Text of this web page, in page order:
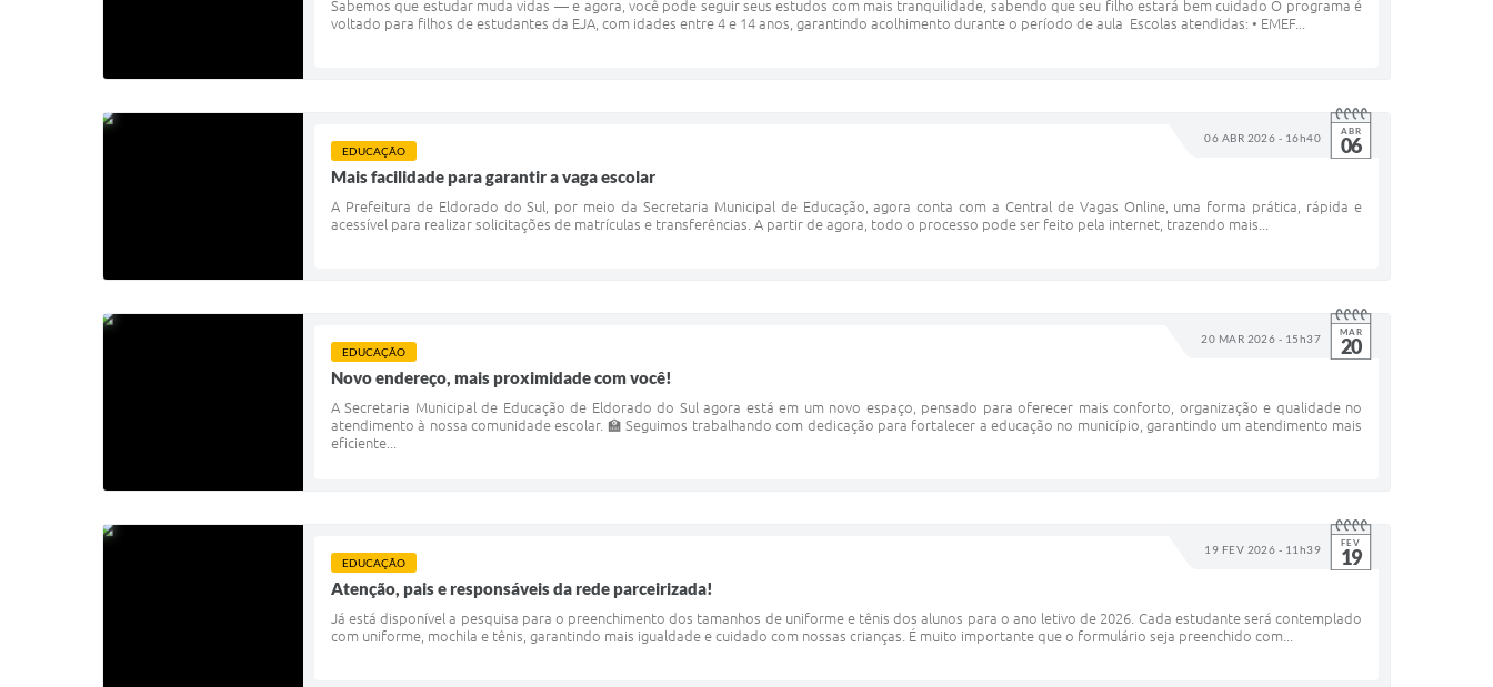
Sabemos que estudar muda vidas — e agora, você pode seguir seus estudos com mais tranquilidade, sabendo que seu filho estará bem cuidado O programa é
voltado para filhos de estudantes da EJA, com idades entre 4 e 14 anos, garantindo acolhimento durante o período de aula Escolas atendidas: • EMEF...
06 ABR 2026 - 16h40 ABR
06
EDUCAÇÃO
Mais facilidade para garantir a vaga escolar
A Prefeitura de Eldorado do Sul, por meio da Secretaria Municipal de Educação, agora conta com a Central de Vagas Online, uma forma prática, rápida e
acessível para realizar solicitações de matrículas e transferências. A partir de agora, todo o processo pode ser feito pela internet, trazendo mais...
20 MAR 2026 - 15h37 MAR
20
EDUCAÇÃO
Novo endereço, mais proximidade com você!
A Secretaria Municipal de Educação de Eldorado do Sul agora está em um novo espaço, pensado para oferecer mais conforto, organização e qualidade no
atendimento à nossa comunidade escolar. 🏫 Seguimos trabalhando com dedicação para fortalecer a educação no município, garantindo um atendimento mais
eficiente...
19 FEV 2026 - 11h39 FEV
19
EDUCAÇÃO
Atenção, pais e responsáveis da rede parceirizada!
Já está disponível a pesquisa para o preenchimento dos tamanhos de uniforme e tênis dos alunos para o ano letivo de 2026. Cada estudante será contemplado
com uniforme, mochila e tênis, garantindo mais igualdade e cuidado com nossas crianças. É muito importante que o formulário seja preenchido com...